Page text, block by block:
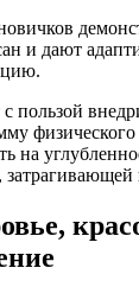
и дают
пользой
физического
на